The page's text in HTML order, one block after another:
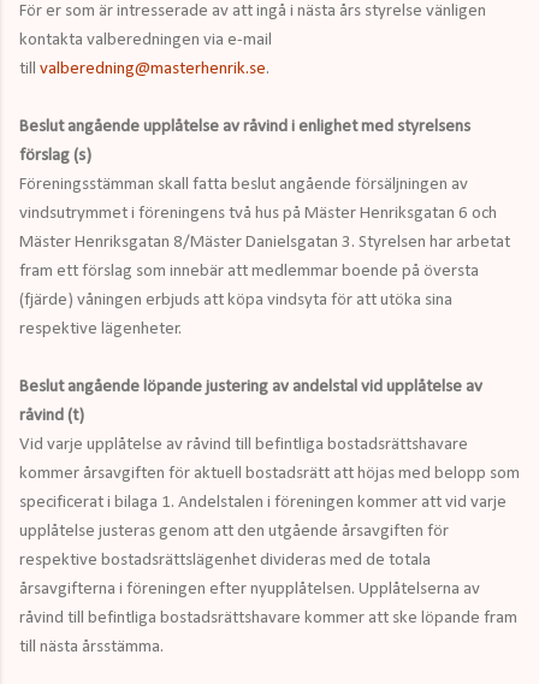
För er som är intresserade av att ingå i nästa års styrelse vänligen
kontakta valberedningen via e-mail
till valberedning@masterhenrik.se.
Beslut angående upplåtelse av råvind i enlighet med styrelsens
förslag (s)
Föreningsstämman skall fatta beslut angående försäljningen av
vindsutrymmet i föreningens två hus på Mäster Henriksgatan 6 och
Mäster Henriksgatan 8/Mäster Danielsgatan 3. Styrelsen har arbetat
fram ett förslag som innebär att medlemmar boende på översta
(fjärde) våningen erbjuds att köpa vindsyta för att utöka sina
respektive lägenheter.
Beslut angående löpande justering av andelstal vid upplåtelse av
råvind (t)
Vid varje upplåtelse av råvind till befintliga bostadsrättshavare
kommer årsavgiften för aktuell bostadsrätt att höjas med belopp som
specificerat i bilaga 1. Andelstalen i föreningen kommer att vid varje
upplåtelse justeras genom att den utgående årsavgiften för
respektive bostadsrättslägenhet divideras med de totala
årsavgifterna i föreningen efter nyupplåtelsen. Upplåtelserna av
råvind till befintliga bostadsrättshavare kommer att ske löpande fram
till nästa årsstämma.